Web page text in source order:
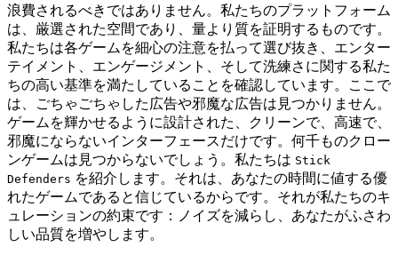
浪費されるべきではありません。私たちのプラットフォーム
は、厳選された空間であり、量より質を証明するものです。
私たちは各ゲームを細心の注意を払って選び抜き、エンター
テイメント、エンゲージメント、そして洗練さに関する私た
ちの高い基準を満たしていることを確認しています。ここで
は、ごちゃごちゃした広告や邪魔な広告は見つかりません。
ゲームを輝かせるように設計された、クリーンで、高速で、
邪魔にならないインターフェースだけです。何千ものクロー
ンゲームは見つからないでしょう。私たちは Stick
Defenders を紹介します。それは、あなたの時間に値する優
れたゲームであると信じているからです。それが私たちのキ
ュレーションの約束です：ノイズを減らし、あなたがふさわ
しい品質を増やします。